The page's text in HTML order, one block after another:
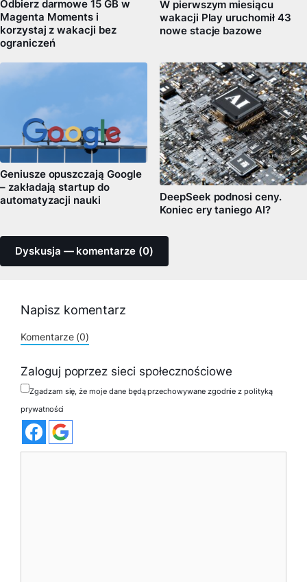
Odbierz darmowe 15 GB w
Magenta Moments i
korzystaj z wakacji bez
ograniczeń
W pierwszym miesiącu
wakacji Play uruchomił 43
nowe stacje bazowe
Geniusze opuszczają Google
– zakładają startup do
automatyzacji nauki
DeepSeek podnosi ceny.
Koniec ery taniego AI?
Dyskusja — komentarze (0)
Napisz komentarz
Komentarze (0)
Zaloguj poprzez sieci społecznościowe
Zgadzam się, że moje dane będą przechowywane zgodnie z polityką
prywatności